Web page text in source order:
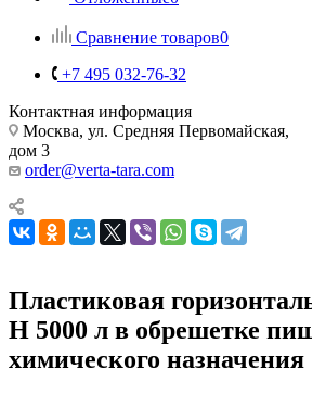
Сравнение товаров0
+7 495 032-76-32
Контактная информация
Москва, ул. Средняя Первомайская,
дом 3
order@verta-tara.com
Пластиковая
H 5000 л в обрешетке
химического назначения